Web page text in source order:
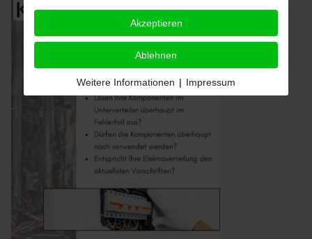
Akzeptieren
Ablehnen
Weitere Informationen | Impressum